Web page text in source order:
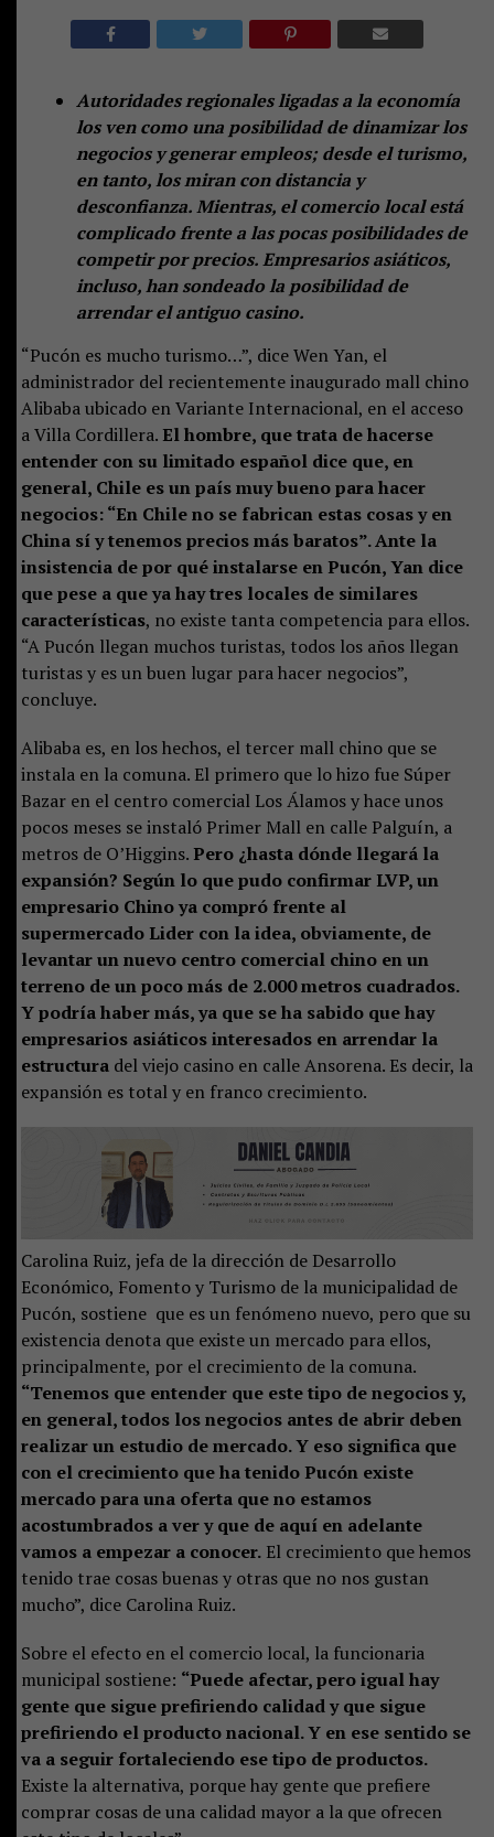
Autoridades regionales ligadas a la economía
los ven como una posibilidad de dinamizar los
negocios y generar empleos; desde el turismo,
en tanto, los miran con distancia y
desconfianza. Mientras, el comercio local está
complicado frente a las pocas posibilidades de
competir por precios. Empresarios asiáticos,
incluso, han sondeado la posibilidad de
arrendar el antiguo casino.
“Pucón es mucho turismo…”, dice Wen Yan, el
administrador del recientemente inaugurado mall chino
Alibaba ubicado en Variante Internacional, en el acceso
a Villa Cordillera. El hombre, que trata de hacerse
entender con su limitado español dice que, en
general, Chile es un país muy bueno para hacer
negocios: “En Chile no se fabrican estas cosas y en
China sí y tenemos precios más baratos”. Ante la
insistencia de por qué instalarse en Pucón, Yan dice
que pese a que ya hay tres locales de similares
características, no existe tanta competencia para ellos.
“A Pucón llegan muchos turistas, todos los años llegan
turistas y es un buen lugar para hacer negocios”,
concluye.
Alibaba es, en los hechos, el tercer mall chino que se
instala en la comuna. El primero que lo hizo fue Súper
Bazar en el centro comercial Los Álamos y hace unos
pocos meses se instaló Primer Mall en calle Palguín, a
metros de O’Higgins. Pero ¿hasta dónde llegará la
expansión? Según lo que pudo confirmar LVP, un
empresario Chino ya compró frente al
supermercado Lider con la idea, obviamente, de
levantar un nuevo centro comercial chino en un
terreno de un poco más de 2.000 metros cuadrados.
Y podría haber más, ya que se ha sabido que hay
empresarios asiáticos interesados en arrendar la
estructura del viejo casino en calle Ansorena. Es decir, la
expansión es total y en franco crecimiento.
Carolina Ruiz, jefa de la dirección de Desarrollo
Económico, Fomento y Turismo de la municipalidad de
Pucón, sostiene que es un fenómeno nuevo, pero que su
existencia denota que existe un mercado para ellos,
principalmente, por el crecimiento de la comuna.
“Tenemos que entender que este tipo de negocios y,
en general, todos los negocios antes de abrir deben
realizar un estudio de mercado. Y eso significa que
con el crecimiento que ha tenido Pucón existe
mercado para una oferta que no estamos
acostumbrados a ver y que de aquí en adelante
vamos a empezar a conocer.El crecimiento que hemos
tenido trae cosas buenas y otras que no nos gustan
mucho”, dice Carolina Ruiz.
Sobre el efecto en el comercio local, la funcionaria
municipal sostiene: “Puede afectar, pero igual hay
gente que sigue prefiriendo calidad y que sigue
prefiriendo el producto nacional. Y en ese sentido se
va a seguir fortaleciendo ese tipo de productos.
Existe la alternativa, porque hay gente que prefiere
comprar cosas de una calidad mayor a la que ofrecen